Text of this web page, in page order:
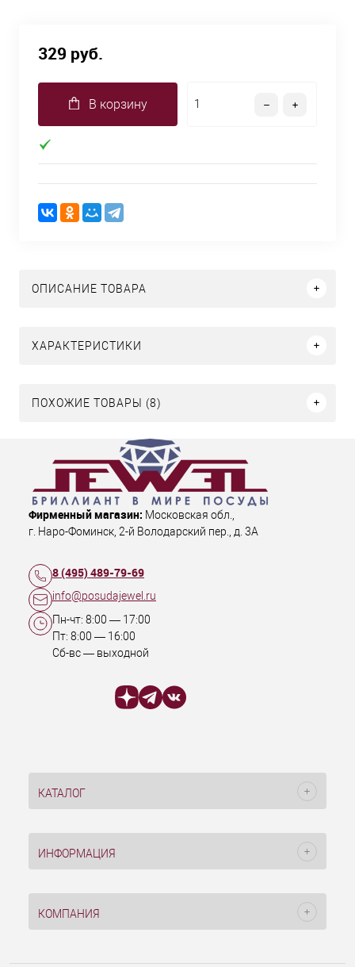
329 руб.
В корзину
ОПИСАНИЕ ТОВАРА
ХАРАКТЕРИСТИКИ
ПОХОЖИЕ ТОВАРЫ (8)
Фирменный магазин: Московская обл.,
г. Наро-Фоминск, 2-й Володарский пер., д. 3А
8 (495) 489-79-69
info@posudajewel.ru
Пн-чт: 8:00 — 17:00
Пт: 8:00 — 16:00
Сб-вс — выходной
КАТАЛОГ
ИНФОРМАЦИЯ
КОМПАНИЯ